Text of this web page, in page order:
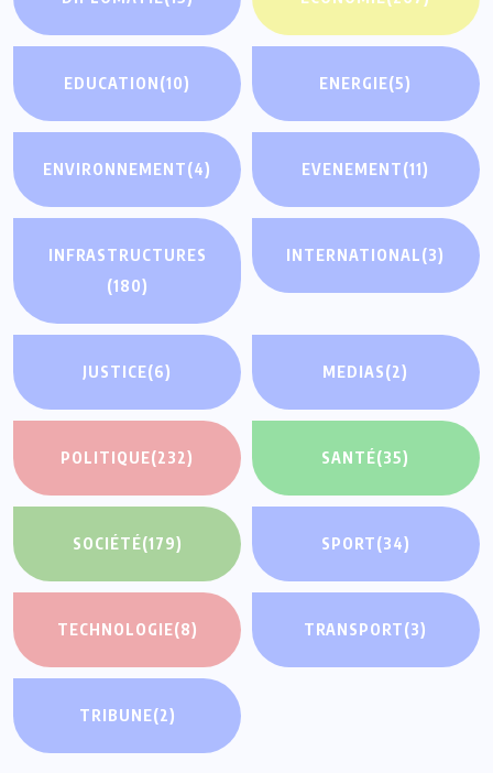
EDUCATION(10) ENERGIE(5)
ENVIRONNEMENT(4) EVENEMENT(11)
INFRASTRUCTURES
(180)
INTERNATIONAL(3)
JUSTICE(6) MEDIAS(2)
POLITIQUE(232) SANTÉ(35)
SOCIÉTÉ(179) SPORT(34)
TECHNOLOGIE(8) TRANSPORT(3)
TRIBUNE(2)